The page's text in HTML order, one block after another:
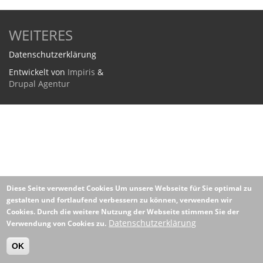
WEITERES
Datenschutzerklärung
Entwickelt von Impiris &
Drupal Agentur
Diese Seite verwendet Cookies Um unsere Webseite für Sie optimal zu
gestalten und fortlaufend verbessern zu können, verwenden wir
Cookies. Durch die weitere Nutzung der Webseite stimmen Sie der
Verwendung von Cookies zu. Datenschutzerklärung
OK